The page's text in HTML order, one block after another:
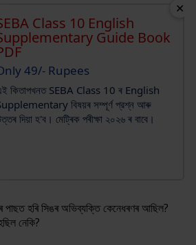
Class 10 English
Guide Book
49/- Rupees
কিতাপখনত SEBA Class 10 ৰ English
বিষয়ৰ সম্পূর্ণ প্রশ্ন আৰু
দিয়া হ'ব। মেট্ৰিক পৰীক্ষা ২০২৬ ৰ বাবে।
✕
পাছত হৰি সিঙৰ অভিব্যক্তি কেনেধৰণৰ আছিল?
নেকি?